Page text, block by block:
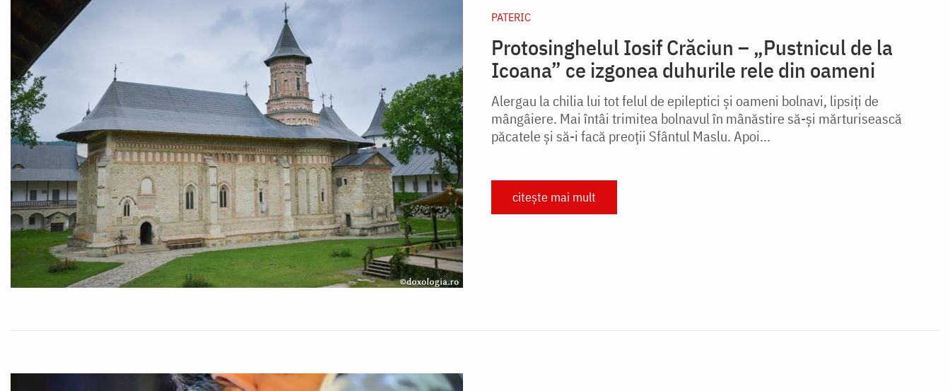
PATERIC
Protosinghelul Iosif Crăciun – „Pustnicul de la
Icoana” ce izgonea duhurile rele din oameni
Alergau la chilia lui tot felul de epileptici şi oameni bolnavi, lipsiţi de
mângâiere. Mai întâi trimitea bolnavul în mânăstire să-şi mărturisească
păcatele şi să-i facă preoţii Sfântul Maslu. Apoi...
citește mai mult